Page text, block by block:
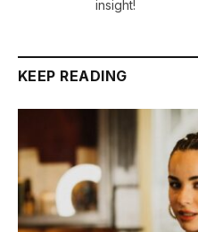
insight!
KEEP READING